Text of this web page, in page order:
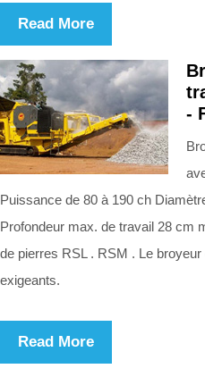
Read More
-
Puissance de 80 à 190 ch
Profondeur max. de travail 28 cm
de pierres RSL . RSM . Le
exigeants.
Read More